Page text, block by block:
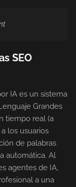
SEO
IA es un sistema
Grandes
tiempo real (a
los usuarios
de palabras
automática. Al
agentes de IA,
a una